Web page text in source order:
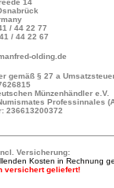
14
/ 44 22 77
/ 44 22 67
olding.de
gemäß § 27 a
Münzenhändler e.V.
Professinnales
236613200372
Versicherung:
Kosten in Rechnung
versichert geliefert!